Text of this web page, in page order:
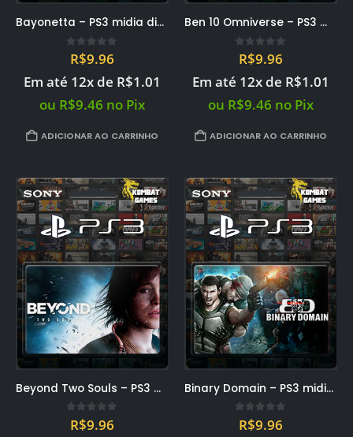
Bayonetta – PS3 midia digital PSN
0out of 5
R$9.96
Em até 12x de R$1.01
ou R$9.46 no Pix
ADICIONAR AO CARRINHO
Ben 10 Omniverse – PS3 midia digital PSN
0out of 5
R$9.96
Em até 12x de R$1.01
ou R$9.46 no Pix
ADICIONAR AO CARRINHO
Beyond Two Souls – PS3 midia digital PSN
0out of 5
R$9.96
Binary Domain – PS3 midia digital PSN
0out of 5
R$9.96